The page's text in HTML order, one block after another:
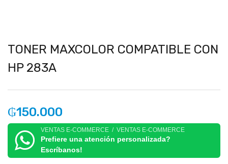
TONER MAXCOLOR COMPATIBLE CON
HP 283A
₲150.000
VENTAS E-COMMERCE / VENTAS E-COMMERCE
Prefiere una atención personalizada?
Escríbanos!